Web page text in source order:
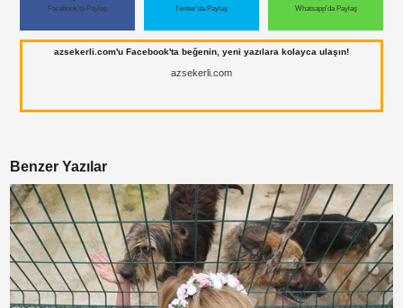
Facebook'ta Paylaş Twitter'da Paylaş Whatsapp'da Paylaş
azsekerli.com'u Facebook'ta beğenin, yeni yazılara kolayca ulaşın!
azsekerli.com
Benzer Yazılar